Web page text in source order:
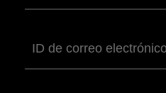
completo(Obligatorio)
Correo
electrónico(Obligatorio)